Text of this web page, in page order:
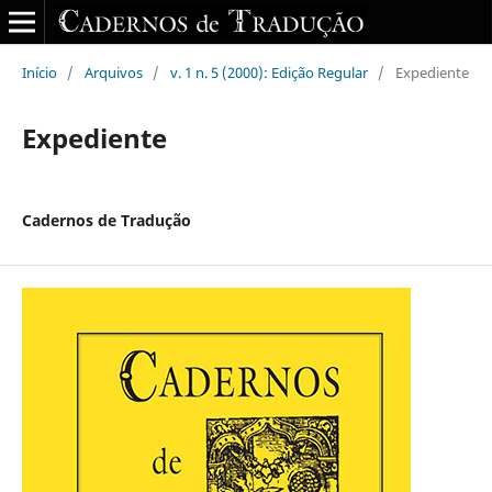
Início / Arquivos / v. 1 n. 5 (2000): Edição Regular / Expediente
Expediente
Cadernos de Tradução